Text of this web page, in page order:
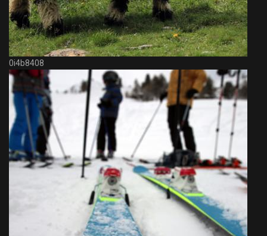
0i4b8408